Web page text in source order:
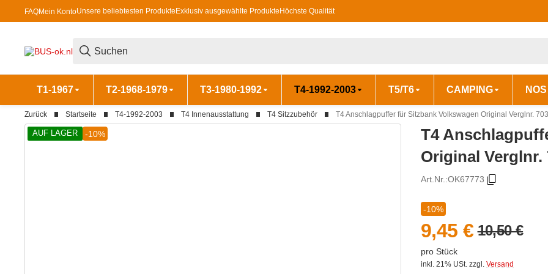
FAQMein KontoUnsere beliebtesten Produkte Exklusiv ausgewählte Produkte Höchste Qualität
T1-1967 T2-1968-1979 T3-1980-1992 T4-1992-2003 T5/T6 CAMPING NOS
Zurück Startseite T4-1992-2003 T4 Innenausstattung T4 Sitzzubehör T4 Anschlagpuffer für Sitzbank Volkswagen Original Verglnr.
AUF LAGER -10%
T4
Original Verglnr.
Art.Nr.:OK67773
-10%
9,45 € 10,50 €
pro Stück
inkl. 21% USt. zzgl. Versand